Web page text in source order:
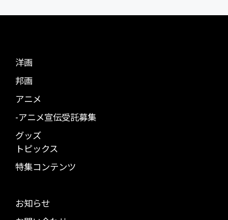
洋画
邦画
アニメ
-アニメ宣伝受託募集
グッズ
トピックス
特集コンテンツ
お知らせ